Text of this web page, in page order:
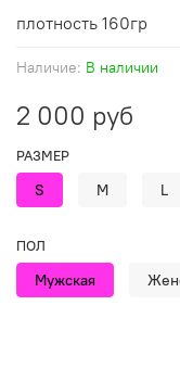
Наличие: В наличии
2 000 руб
РАЗМЕР
S M L
ПОЛ
Мужская
плотность 160гр